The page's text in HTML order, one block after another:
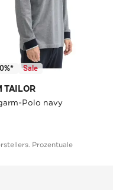
Sale
TAILOR
Polo navy
Prozentuale